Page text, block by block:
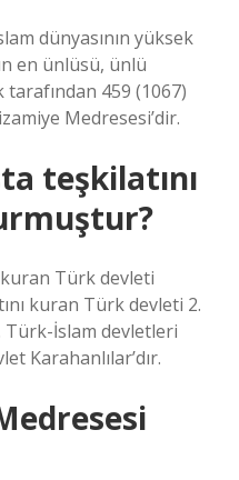
dünyasının yüksek
en ünlüsü, ünlü
459 (1067)
Medresesi’dir.
teşkilatını
Türk devleti
kuran Türk devleti 2.
İslam devletleri
Karahanlılar’dır.